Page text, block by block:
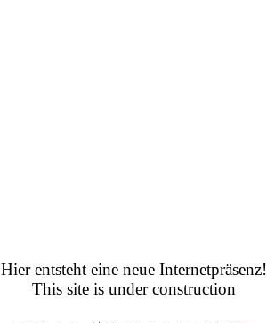
Hier entsteht eine neue Internetpräsenz!
This site is under construction